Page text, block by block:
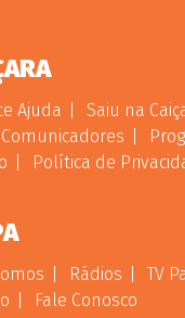
Ajuda Saiu na
Comunicadores
Política de
Rádios TV
Fale Conosco